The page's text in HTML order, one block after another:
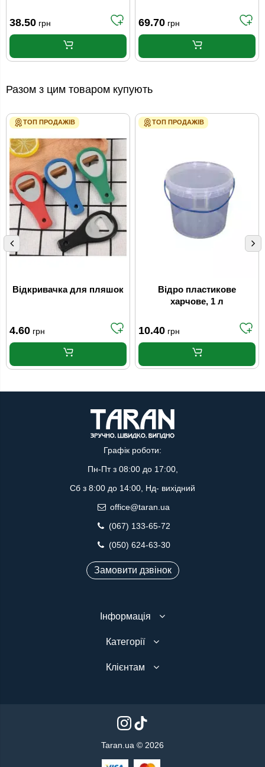
38.50 грн 69.70 грн
Разом з цим товаром купують
ТОП ПРОДАЖІВ
Відкривачка для пляшок
4.60 грн
ТОП ПРОДАЖІВ
Відро пластикове
харчове, 1 л
10.40 грн
Графік роботи:
Пн-Пт з 08:00 до 17:00,
Сб з 8:00 до 14:00, Нд- вихідний
office@taran.ua
(067) 133-65-72
(050) 624-63-30
Замовити дзвінок
Інформація
Категорії
Клієнтам
Taran.ua © 2026